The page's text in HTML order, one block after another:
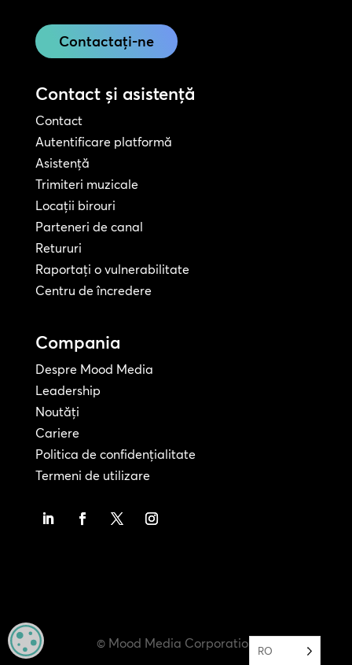
Contactați-ne
Contact și asistență
Contact
Autentificare platformă
Asistență
Trimiteri muzicale
Locații birouri
Parteneri de canal
Retururi
Raportați o vulnerabilitate
Centru de încredere
Compania
Despre Mood Media
Leadership
Noutăți
Cariere
Politica de confidențialitate
Termeni de utilizare
© Mood Media Corporation RO
MANAGE PRIVACY